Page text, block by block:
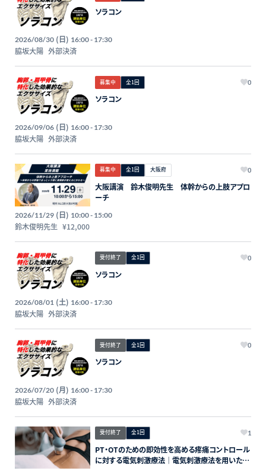
ソラコン
2026/08/30 (日) 16:00 - 17:30
脇坂大陽 外部決済
募集中 全1回 0
ソラコン
2026/09/06 (日) 16:00 - 17:30
脇坂大陽 外部決済
募集中 全1回 大阪府 0
大阪講演 鈴木俊明先生 体幹からの上肢アプロ
ーチ
2026/11/29 (日) 10:00 - 15:00
鈴木俊明先生 ¥12,000
受付終了 全1回 0
ソラコン
2026/08/01 (土) 16:00 - 17:30
脇坂大陽 外部決済
受付終了 全1回 0
ソラコン
2026/07/20 (月) 16:00 - 17:30
脇坂大陽 外部決済
受付終了 全1回 1
PT・OTのための即効性を高める疼痛コントロール
に対する電気刺激療法｜電気刺激療法を用いた治